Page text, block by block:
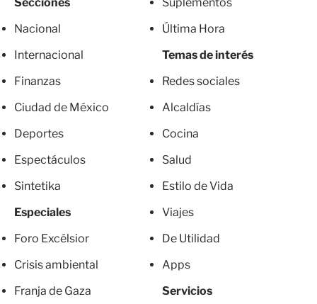
Secciones
Nacional
Internacional
Finanzas
Ciudad de México
Deportes
Espectáculos
Sintetika
Especiales
Foro Excélsior
Crisis ambiental
Franja de Gaza
Suplementos
Última Hora
Temas de interés
Redes sociales
Alcaldías
Cocina
Salud
Estilo de Vida
Viajes
De Utilidad
Apps
Servicios